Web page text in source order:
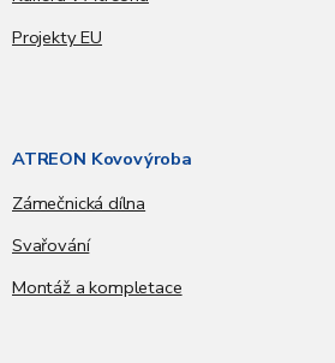
Projekty EU
ATREON Kovovýroba
Zámečnická dílna
Svařování
Montáž a kompletace